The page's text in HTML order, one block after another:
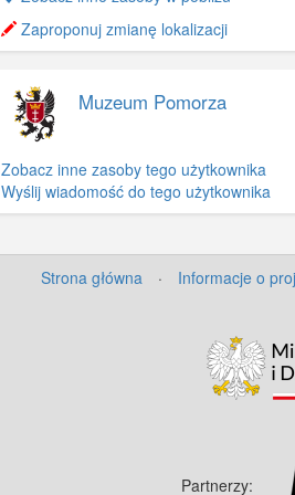
−
Zaproponuj zmianę lokalizacji
Muzeum Pomorza
Zobacz inne zasoby tego użytkownika
Wyślij wiadomość do tego użytkownika
Strona główna · Informacje o
Partnerzy: